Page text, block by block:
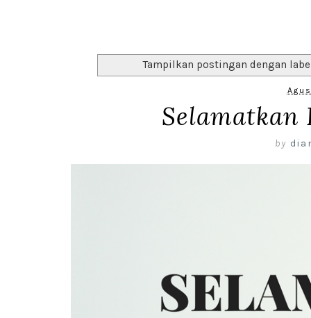
Tampilkan postingan dengan
Selamatkan
by